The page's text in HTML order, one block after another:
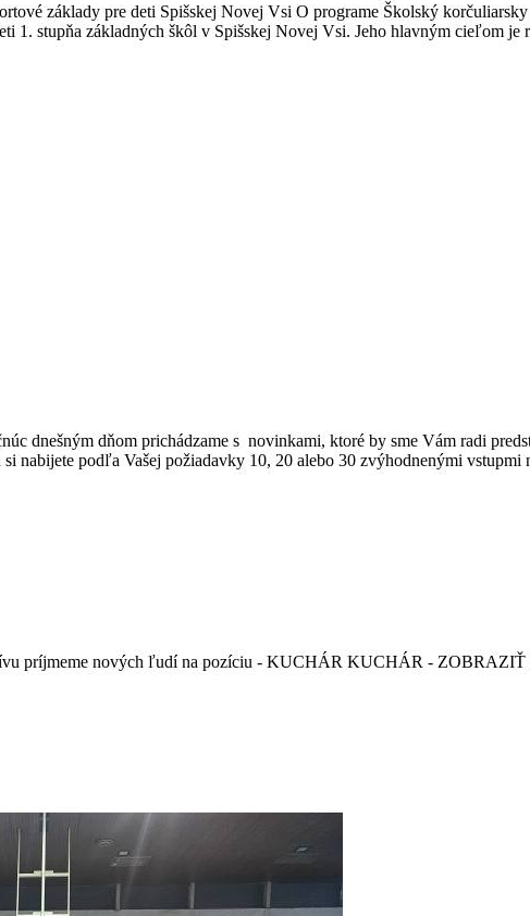
základy pre deti Spišskej Novej Vsi O programe Školský
1. stupňa základných škôl v Spišskej Novej Vsi. Jeho hlavným cieľom
dnešným dňom prichádzame s novinkami, ktoré by sme Vám radi
nabijete podľa Vašej požiadavky 10, 20 alebo 30 zvýhodnenými
príjmeme nových ľudí na pozíciu - KUCHÁR KUCHÁR - ZOBRAZIŤ